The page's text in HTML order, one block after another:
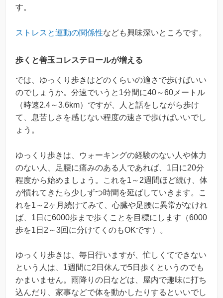
す。
ストレスと運動の関係性なども興味深いところです。
歩くと善玉コレステロールが増える
では、ゆっくり歩きはどのくらいの適さで歩けばいい
のでしょうか。分速でいうと1分間に40～60メートル
（時速2.4～3.6km）ですが、人と話をしながら歩け
て、息苦しさを感じない程度の速さで歩けばいいでし
ょう。
ゆっくり歩きは、ウォーキングの経験のない人や体力
のない人、足腰に痛みのある人であれば、1日に20分
程度から始めましょう。これを1～2週間ほど続け、体
が慣れてきたら少しずつ時間を延ばしていきます。こ
れを1～2ヶ月続けてみて、心臓や足腰に異常がなけれ
ば、1日に6000歩まで歩くことを目標にします（6000
歩を1日2～3回に分けてくのもOKです）。
ゆっくり歩きは、毎日行いますが、忙しくてできない
という人は、1週間に2日休んで5日歩くというのでも
かまいません。雨降りの日などは、屋内で趣味に打ち
込んだり、家事などで体を動かしたりするといいでし